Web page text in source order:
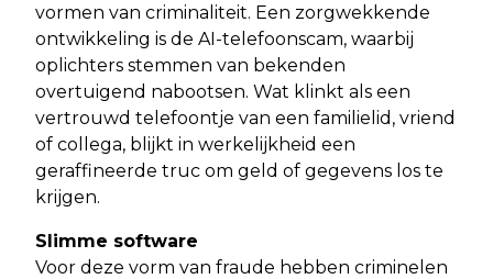
vormen van criminaliteit. Een zorgwekkende
ontwikkeling is de AI-telefoonscam, waarbij
oplichters stemmen van bekenden
overtuigend nabootsen. Wat klinkt als een
vertrouwd telefoontje van een familielid, vriend
of collega, blijkt in werkelijkheid een
geraffineerde truc om geld of gegevens los te
krijgen.
Slimme software
Voor deze vorm van fraude hebben criminelen